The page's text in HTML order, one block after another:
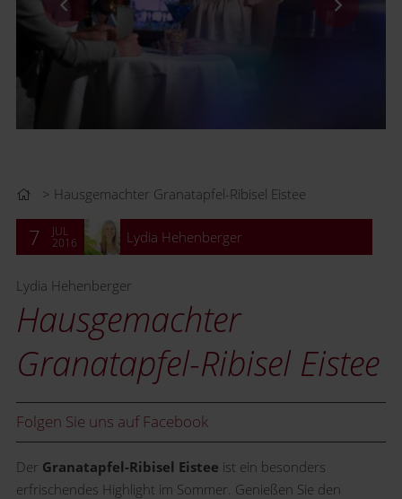
Hausgemachter Granatapfel-Ribisel Eistee
7
JUL
2016
Lydia Hehenberger
Lydia Hehenberger
Hausgemachter
Granatapfel-Ribisel Eistee
Folgen Sie uns auf Facebook
Der Granatapfel-Ribisel Eistee ist ein besonders
erfrischendes Highlight im Sommer. Genießen Sie den